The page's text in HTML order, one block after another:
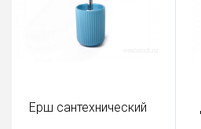
Ерш сантехнический